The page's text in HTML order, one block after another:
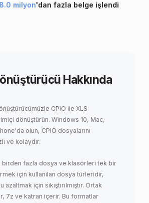
milyon'dan fazla belge işlendi
Hakkında
CPIO ile XLS
dönüştürün. Windows 10, Mac,
olun, CPIO dosyalarını
ve kolaydır.
birden fazla dosya ve klasörleri tek bir
için kullanılan dosya türleridir,
için sıkıştırılmıştır. Ortak
7z ve katran içerir. Bu formatlar